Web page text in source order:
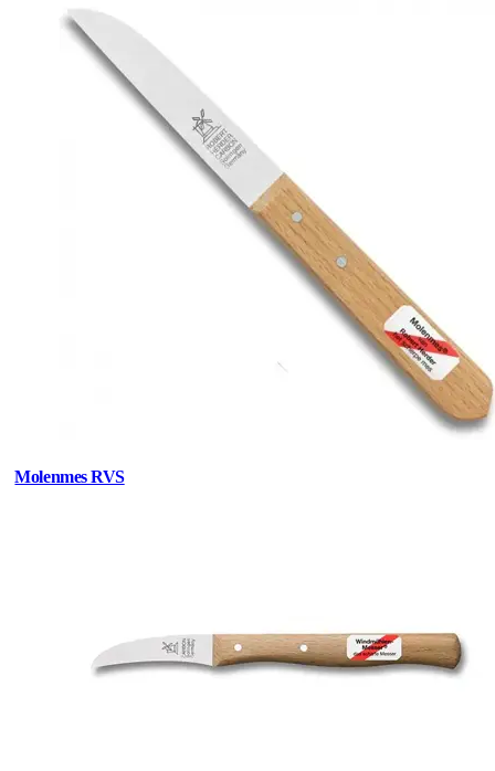
Molenmes RVS